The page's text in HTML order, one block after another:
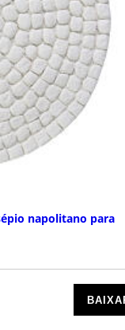
napolitano para